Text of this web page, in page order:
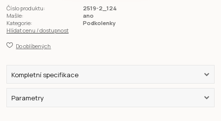
Číslo produktu:
2519-2_124
Mašle:
ano
Kategorie:
Podkolenky
Hlídat cenu / dostupnost
Do oblíbených
Kompletní specifikace
Parametry